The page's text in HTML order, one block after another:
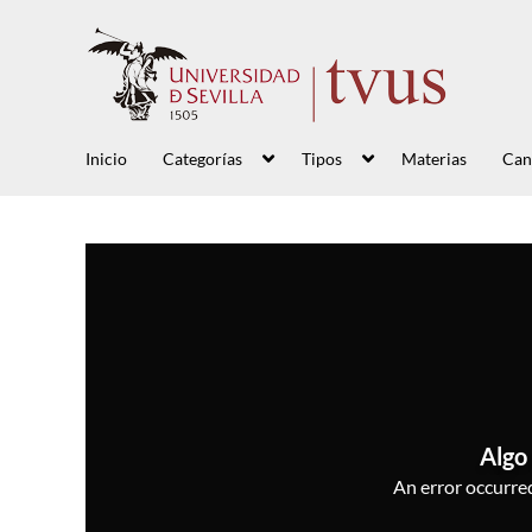
Inicio Categorías Tipos Materias
Algo
An error